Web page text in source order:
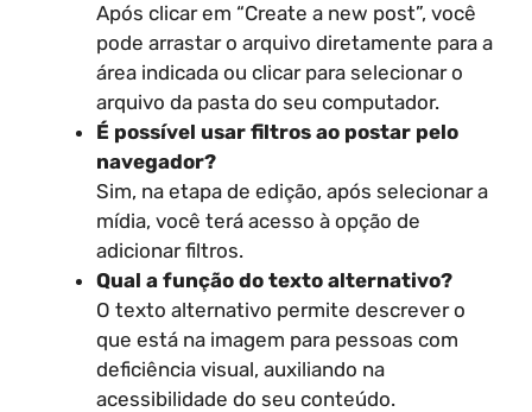
Após clicar em “Create a new post”, você
pode arrastar o arquivo diretamente para a
área indicada ou clicar para selecionar o
arquivo da pasta do seu computador.
É possível usar filtros ao postar pelo
navegador?
Sim, na etapa de edição, após selecionar a
mídia, você terá acesso à opção de
adicionar filtros.
Qual a função do texto alternativo?
O texto alternativo permite descrever o
que está na imagem para pessoas com
deficiência visual, auxiliando na
acessibilidade do seu conteúdo.